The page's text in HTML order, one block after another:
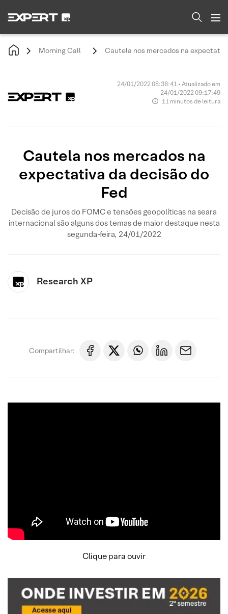
Morning Call Cautela nos mercados na
24/01/2022 08:38:41 • Atualizado em
24/01/2022 09:17:49
11 minutos de leitura
Cautela nos mercados na
expectativa da decisão do
Fed
Decisão de juros do FOMC e tensões geopolíticas na seara
internacional são alguns dos temas de maior destaque nesta
segunda-feira, 24/01/2022
Research XP
Compartilhar:
Clique para ouvir